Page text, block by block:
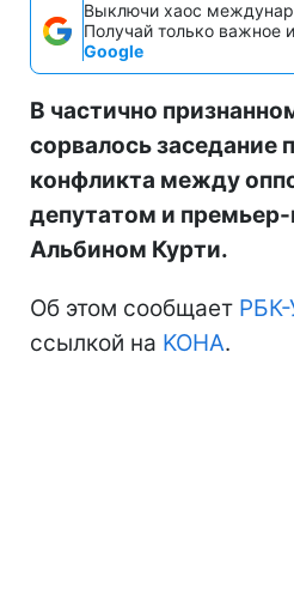
Выключи хаос
Получай только важное
Google
В частично
сорвалось заседание
конфликта между
депутатом и
Альбином Курти.
Об этом сообщает РБК-
ссылкой на KOHA.